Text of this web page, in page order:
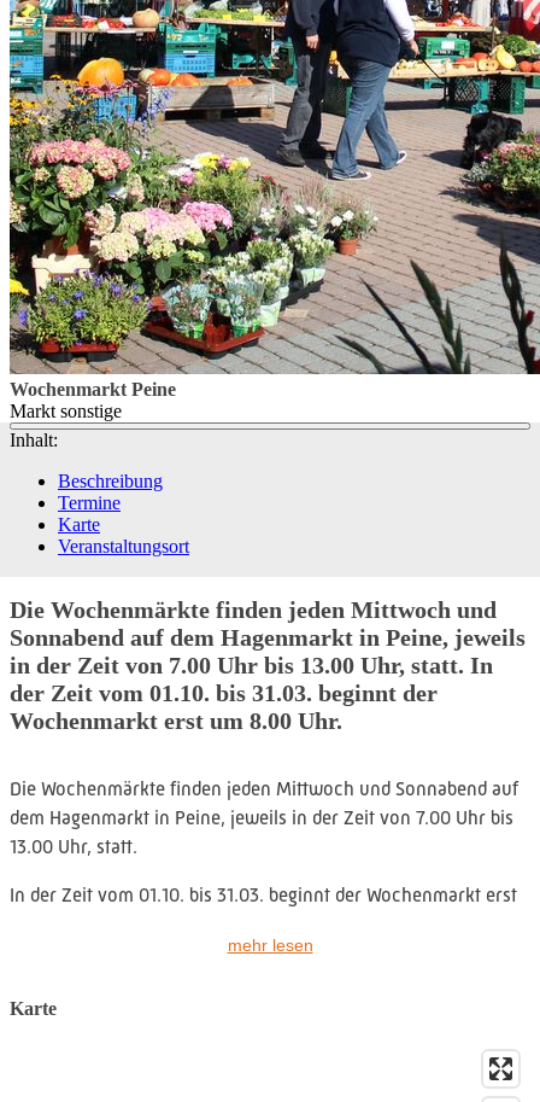
Wochenmarkt Peine
Markt sonstige
Inhalt:
Beschreibung
Termine
Karte
Veranstaltungsort
Die Wochenmärkte finden jeden Mittwoch und
Sonnabend auf dem Hagenmarkt in Peine, jeweils
in der Zeit von 7.00 Uhr bis 13.00 Uhr, statt. In
der Zeit vom 01.10. bis 31.03. beginnt der
Wochenmarkt erst um 8.00 Uhr.
Die Wochenmärkte finden jeden Mittwoch und Sonnabend auf
dem Hagenmarkt in Peine, jeweils in der Zeit von 7.00 Uhr bis
13.00 Uhr, statt.
In der Zeit vom 01.10. bis 31.03. beginnt der Wochenmarkt erst
während des Peiner Freischießens findet der Wochenmarkt auf
An einzelnen Terminen im Jahr werden neben den üblichen
mehr lesen
Karte